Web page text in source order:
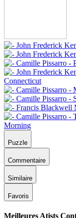
Puzzle
Commentaire
Similaire
Favoris
Meilleures Atists